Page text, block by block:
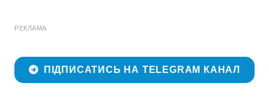
РЕКЛАМА
ПІДПИСАТИСЬ НА TELEGRAM КАНАЛ